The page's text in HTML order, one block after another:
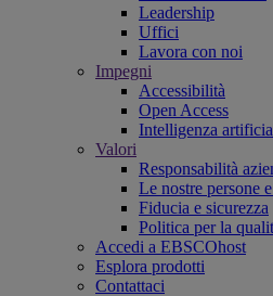
Leadership
Uffici
Lavora con noi
Impegni
Accessibilità
Open Access
Intelligenza
Valori
Responsabilità
Le nostre persone
Fiducia e sicurezza
Politica per la
Accedi a EBSCOhost
Esplora prodotti
Contattaci